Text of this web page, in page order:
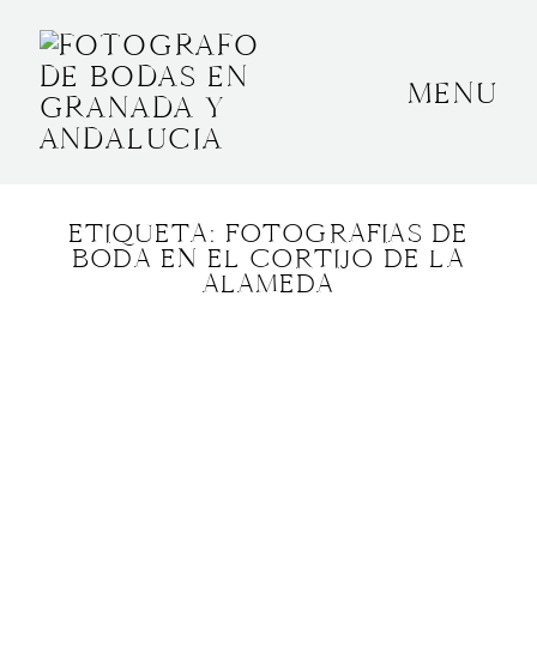
MENU
ETIQUETA: FOTOGRAFIAS DE
BODA EN EL CORTIJO DE LA
ALAMEDA
BODAS
CONTACTO